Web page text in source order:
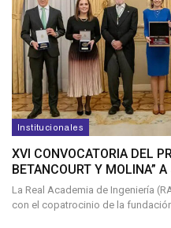
Institucionales
XVI CONVOCATORIA DEL
BETANCOURT Y MOLINA”
La Real Academia de Ingeniería
con el copatrocinio de la fundación